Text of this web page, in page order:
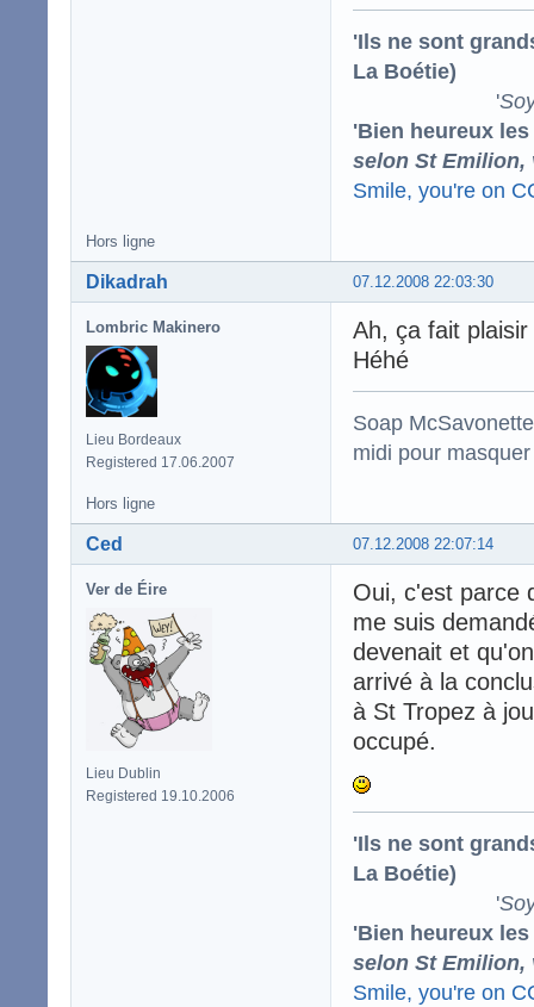
'Ils ne sont
La Boétie)
'
'Bien heureux
selon St Emilion,
Smile, you're on
Hors ligne
07.12.2008 22:03:30
Dikadrah
Lombric Makinero
Lieu Bordeaux
Registered 17.06.2007
Ah, ça fait
Héhé
Soap
midi pour
Hors ligne
07.12.2008 22:07:14
Ced
Ver de Éire
Lieu Dublin
Registered 19.10.2006
Oui, c'est parce
me suis
devenait et
arrivé à la
à St Tropez à
occupé.
'Ils ne sont
La Boétie)
'
'Bien heureux
selon St Emilion,
Smile, you're on